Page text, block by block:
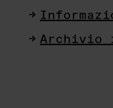
Archivio